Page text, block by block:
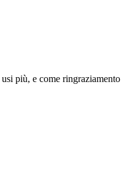
più, e come ringraziamento